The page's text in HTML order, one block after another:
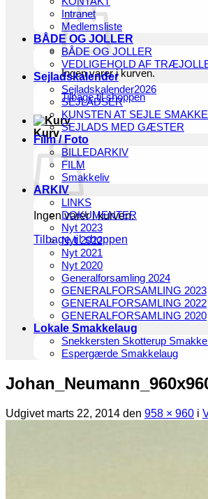
Ingen varer i kurven.
Tilbage til shoppen
Kurv
Ingen varer i kurven.
Tilbage til shoppen
Intranet
Medlemsliste
BÅDE OG JOLLER
BÅDE OG JOLLER
VEDLIGEHOLD AF
Sejladskalender
Sejladskalender2026
SEJLADSER
KUNSTEN AT SEJLE SMAKKE
SEJLADS MED GÆSTER
Film / Foto
BILLEDARKIV
FILM
Smakkeliv
ARKIV
LINKS
DOKUMENTER
Nyt 2023
Nyt 2022
Nyt 2021
Nyt 2020
Generalforsamling 2024
GENERALFORSAMLING 2023
GENERALFORSAMLING 2022
GENERALFORSAMLING 2020
Lokale Smakkelaug
Snekkersten Skotterup
Espergærde Smakkelaug
Udgivet marts 22, 2014 den 958 × 960 i